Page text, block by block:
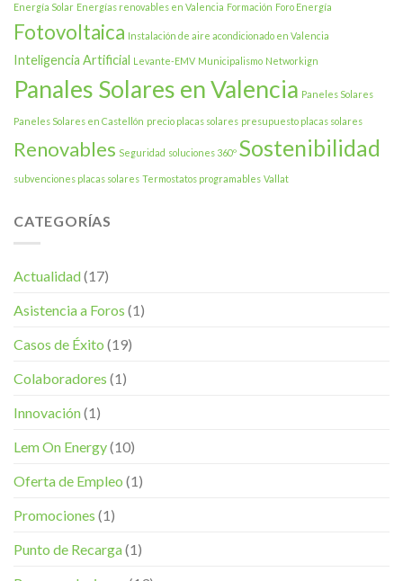
Energía Solar Energías renovables en Valencia Formación Foro Energía
Fotovoltaica Instalación de aire acondicionado en Valencia
Inteligencia Artificial Levante-EMV Municipalismo Networkign
Panales Solares en Valencia Paneles Solares
Paneles Solares en Castellón precio placas solares presupuesto placas solares
Renovables Seguridad soluciones 360º Sostenibilidad
subvenciones placas solares Termostatos programables Vallat
CATEGORÍAS
Actualidad(17)
Asistencia a Foros (1)
Casos de Éxito (19)
Colaboradores (1)
Innovación(1)
Lem On Energy(10)
Oferta de Empleo (1)
Promociones (1)
Punto de Recarga(1)